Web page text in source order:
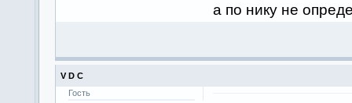
а по нику не
V D C
Гость